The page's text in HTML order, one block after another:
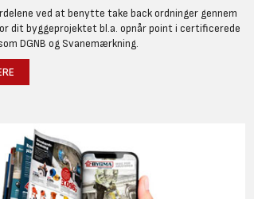
ved at benytte take back ordninger gennem
dit byggeprojektet bl.a. opnår point i certificerede
DGNB og Svanemærkning.